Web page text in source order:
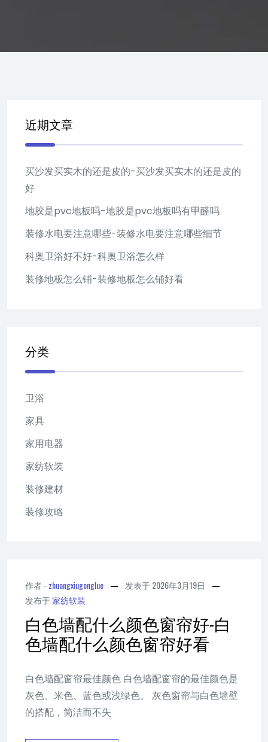
作者 - zhuangxiugonglue 发表于2026年3月19日
发布于家纺软装
白色墙配什么颜色窗帘好-白
色墙配什么颜色窗帘好看
白色墙配窗帘最佳颜色 白色墙配窗帘的最佳颜色是
灰色、米色、蓝色或浅绿色。 灰色窗帘与白色墙壁
的搭配，简洁而不失
近期文章
买沙发买实木的还是皮的-买沙发买实木的还是皮的
好
地胶是pvc地板吗-地胶是pvc地板吗有甲醛吗
装修水电要注意哪些-装修水电要注意哪些细节
科奥卫浴好不好-科奥卫浴怎么样
装修地板怎么铺-装修地板怎么铺好看
分类
卫浴
家具
家用电器
家纺软装
装修建材
装修攻略